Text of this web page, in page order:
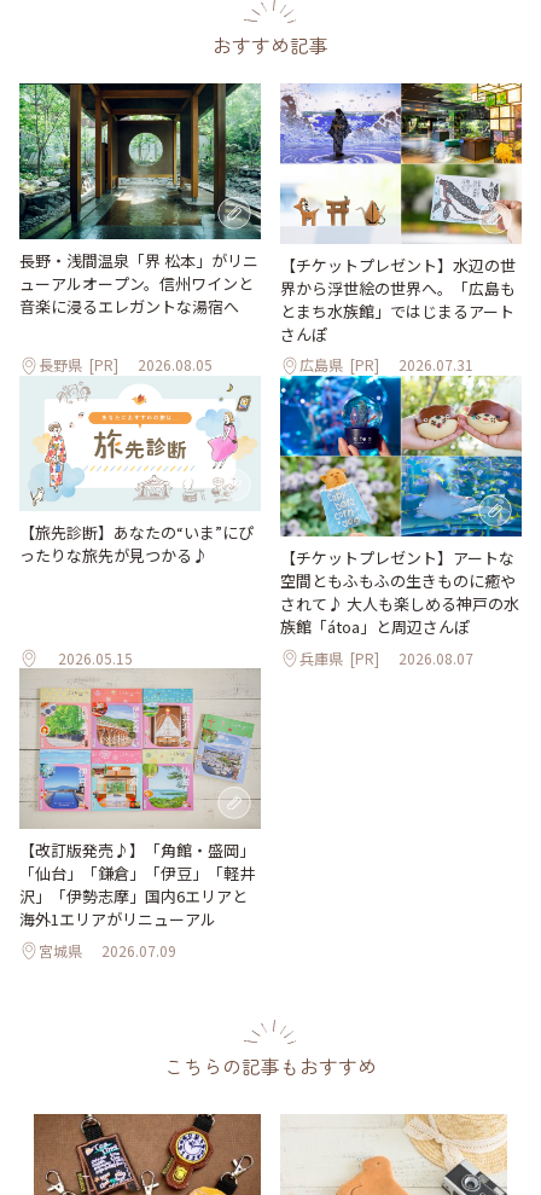
おすすめ記事
長野・浅間温泉「界 松本」がリニ
ューアルオープン。信州ワインと
音楽に浸るエレガントな湯宿へ
長野県 [PR] 2026.08.05
【チケットプレゼント】水辺の世
界から浮世絵の世界へ。「広島も
とまち水族館」ではじまるアート
さんぽ
広島県 [PR] 2026.07.31
【旅先診断】あなたの“いま”にぴ
ったりな旅先が見つかる♪
2026.05.15
【チケットプレゼント】アートな
空間ともふもふの生きものに癒や
されて♪ 大人も楽しめる神戸の水
族館「átoa」と周辺さんぽ
兵庫県 [PR] 2026.08.07
【改訂版発売♪】「角館・盛岡」
「仙台」「鎌倉」「伊豆」「軽井
沢」「伊勢志摩」国内6エリアと
海外1エリアがリニューアル
宮城県 2026.07.09
こちらの記事もおすすめ